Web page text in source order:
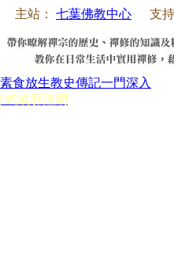
主站： 七葉佛教中心 支持
素食放生教史傳記一門深入
式戒邪淫網